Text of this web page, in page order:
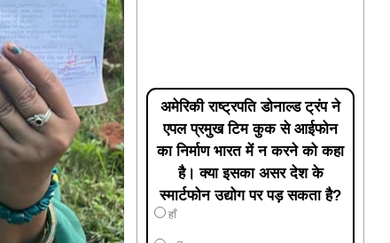
अमेरिकी राष्ट्रपति डोनाल्ड ट्रंप ने
एपल प्रमुख टिम कुक से आईफोन
का निर्माण भारत में न करने को कहा
है। क्या इसका असर देश के
स्मार्टफोन उद्योग पर पड़ सकता है?
हाँ